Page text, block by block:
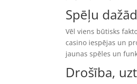
Spēļu
Vēl viens būtisks
casino iespējas un
jaunas spēles un
Drošība,